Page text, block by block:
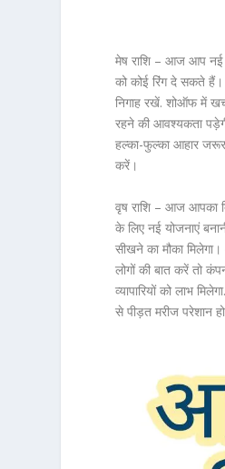
मेष राशि – आज आप नई
को कोई रिंग दे सकते हैं।
निगाह रखें. शोऑफ में
रहने की आवश्यकता
हल्का-फुल्का आहार
करें।
वृष राशि – आज आपका
के लिए नई योजनाएं
सीखने का मौका
लोगों की बात करें तो
व्यापारियों को लाभ
से पीड़त मरीज परेशान